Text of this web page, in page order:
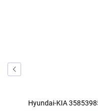
Hyundai-KIA